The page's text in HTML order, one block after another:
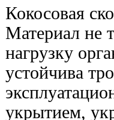
Кокосовая
Материал не
нагрузку
устойчива
укрытием,